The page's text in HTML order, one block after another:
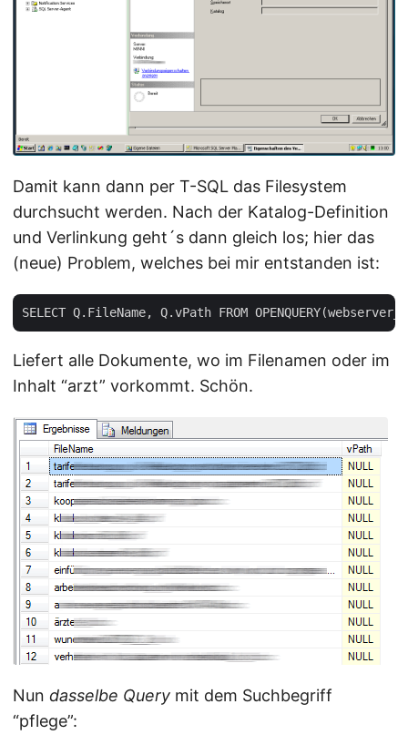
Damit kann dann per T-SQL das Filesystem
durchsucht werden. Nach der Katalog-Definition
und Verlinkung geht´s dann gleich los; hier das
(neue) Problem, welches bei mir entstanden ist:
Liefert alle Dokumente, wo im Filenamen oder im
Inhalt “arzt” vorkommt. Schön.
Nun dasselbe Query mit dem Suchbegriff
“pflege”: